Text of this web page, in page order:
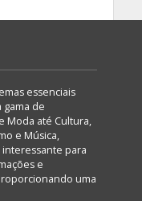
essenciais
gama de
Moda até Cultura,
e Música,
para
e
uma